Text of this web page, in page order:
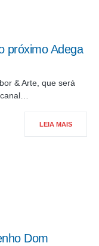
próximo Adega
& Arte, que será
LEIA MAIS
Dom